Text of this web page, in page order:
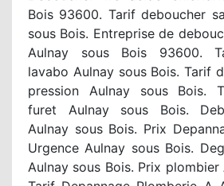
Bois 93600. Tarif deboucher
sous Bois. Entreprise de
Aulnay sous Bois 93600.
lavabo Aulnay sous Bois. Tarif
pression Aulnay sous Bois.
furet Aulnay sous Bois.
Aulnay sous Bois. Prix
Urgence Aulnay sous Bois.
Aulnay sous Bois. Prix plombier